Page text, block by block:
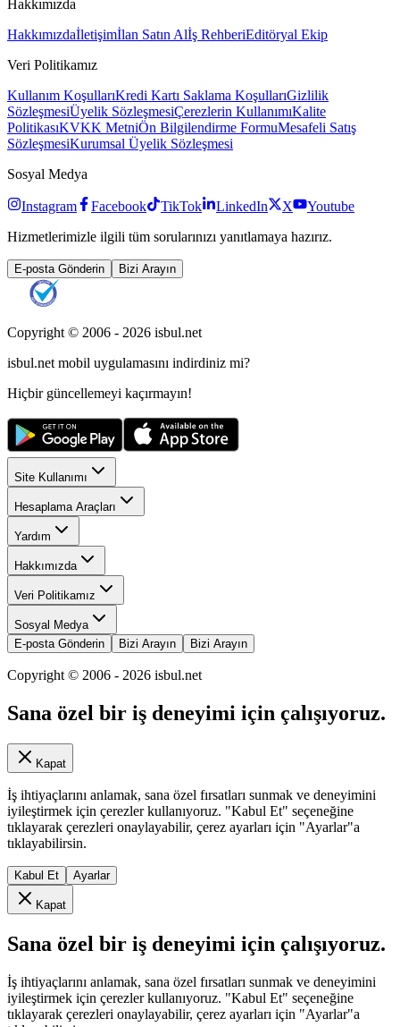
Hakkımızda
Hakkımızdaİletişimİlan Satın Alİş RehberiEditöryal Ekip
Veri Politikamız
Kullanım KoşullarıKredi Kartı Saklama KoşullarıGizlilik
SözleşmesiÜyelik SözleşmesiÇerezlerin KullanımıKalite
PolitikasıKVKK MetniÖn Bilgilendirme FormuMesafeli Satış
SözleşmesiKurumsal Üyelik Sözleşmesi
Sosyal Medya
Instagram Facebook TikTok LinkedIn X
Youtube
Hizmetlerimizle ilgili tüm sorularınızı yanıtlamaya hazırız.
E-posta Gönderin Bizi Arayın
Copyright © 2006 - 2026 isbul.net
isbul.net mobil uygulamasını indirdiniz mi?
Hiçbir güncellemeyi kaçırmayın!
Site Kullanımı
Hesaplama Araçları
Yardım
Hakkımızda
Veri Politikamız
Sosyal Medya
E-posta Gönderin
Bizi Arayın Bizi Arayın
Copyright © 2006 - 2026 isbul.net
Sana özel bir iş deneyimi için çalışıyoruz.
Kapat
İş ihtiyaçlarını anlamak, sana özel fırsatları sunmak ve deneyimini
iyileştirmek için çerezler kullanıyoruz. "Kabul Et" seçeneğine
tıklayarak çerezleri onaylayabilir, çerez ayarları için "Ayarlar"a
tıklayabilirsin.
Kabul Et Ayarlar
Kapat
Sana özel bir iş deneyimi için çalışıyoruz.
İş ihtiyaçlarını anlamak, sana özel fırsatları sunmak ve deneyimini
iyileştirmek için çerezler kullanıyoruz. "Kabul Et" seçeneğine
tıklayarak çerezleri onaylayabilir, çerez ayarları için "Ayarlar"a